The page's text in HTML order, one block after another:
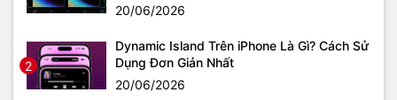
20/06/2026
2
Dynamic Island Trên iPhone Là Gì? Cách Sử
Dụng Đơn Giản Nhất
20/06/2026